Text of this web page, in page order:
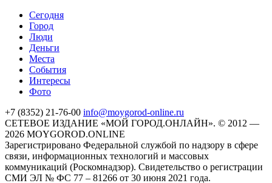
Cегодня
Город
Люди
Деньги
Места
События
Интересы
Фото
+7 (8352) 21-76-00 info@moygorod-online.ru
СЕТЕВОЕ ИЗДАНИЕ «МОЙ ГОРОД.ОНЛАЙН». © 2012 —
2026 MOYGOROD.ONLINE
Зарегистрировано Федеральной службой по надзору в сфере
связи, информационных технологий и массовых
коммуникаций (Роскомнадзор). Свидетельство о регистрации
СМИ ЭЛ № ФС 77 – 81266 от 30 июня 2021 года.